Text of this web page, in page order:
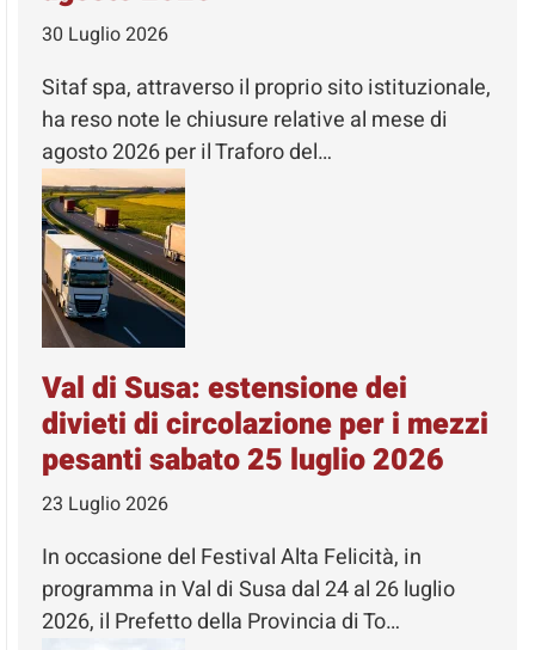
30 Luglio 2026
Sitaf spa, attraverso il proprio sito istituzionale,
ha reso note le chiusure relative al mese di
agosto 2026 per il Traforo del…
Val di Susa: estensione dei
divieti di circolazione per i mezzi
pesanti sabato 25 luglio 2026
23 Luglio 2026
In occasione del Festival Alta Felicità, in
programma in Val di Susa dal 24 al 26 luglio
2026, il Prefetto della Provincia di To…